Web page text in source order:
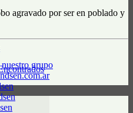
agravado por ser en poblado y
grupo